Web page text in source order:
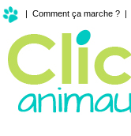
| Comment ça marche ? |